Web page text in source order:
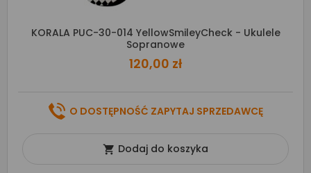
KORALA PUC-30-014 YellowSmileyCheck - Ukulele
Sopranowe
120,00 zł
O DOSTĘPNOŚĆ ZAPYTAJ SPRZEDAWCĘ
 Dodaj do koszyka